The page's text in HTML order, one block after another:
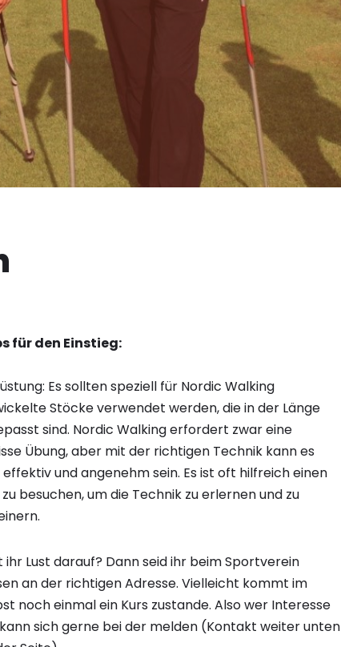
für den Einstieg:
Es sollten speziell für Nordic Walking
Stöcke verwendet werden, die in der Länge
sind. Nordic Walking erfordert zwar eine
Übung, aber mit der richtigen Technik kann es
und angenehm sein. Es ist oft hilfreich einen
zu besuchen, um die Technik zu erlernen und zu
ihr Lust darauf? Dann seid ihr beim Sportverein
an der richtigen Adresse. Vielleicht kommt im
noch einmal ein Kurs zustande. Also wer Interesse
sich gerne bei der melden (Kontakt weiter unten